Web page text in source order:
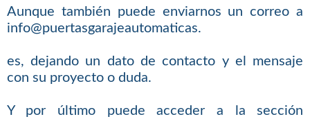
Aunque también puede enviarnos un correo a
info@puertasgarajeautomaticas.
es, dejando un dato de contacto y el mensaje
con su proyecto o duda.
Y por último puede acceder a la sección